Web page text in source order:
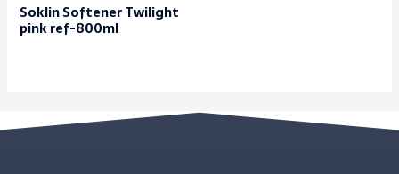
Soklin Softener Twilight
pink ref-800ml